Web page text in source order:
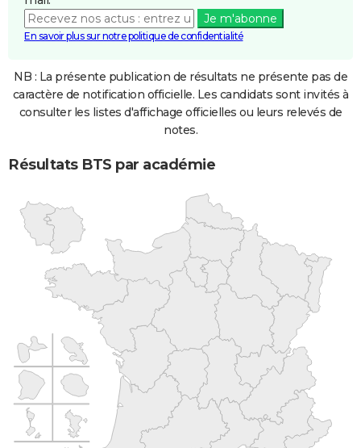
Je m'abonne
En savoir plus sur notre politique de confidentialité
NB : La présente publication de résultats ne présente pas de
caractère de notification officielle. Les candidats sont invités à
consulter les listes d'affichage officielles ou leurs relevés de
notes.
Résultats BTS par académie